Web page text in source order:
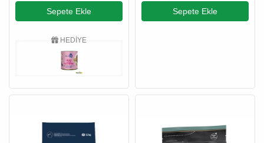
Sepete Ekle
HEDİYE
Sepete Ekle